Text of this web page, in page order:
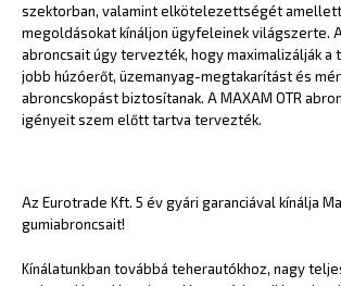
szektorban, valamint elkötelezettségét
megoldásokat kínáljon ügyfeleinek világszerte. A
abroncsait úgy tervezték, hogy maximalizálják a
jobb húzóerőt, üzemanyag-megtakarítást és
abroncskopást biztosítanak. A MAXAM OTR
igényeit szem előtt tartva tervezték.
Az Eurotrade Kft. 5 év gyári garanciával kínálja
gumiabroncsait!
Kínálatunkban továbbá teherautókhoz, nagy